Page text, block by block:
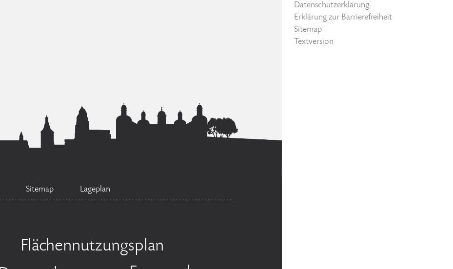
Sitemap Lageplan
Flächennutzungsplan
Datenschutzerklärung
Erklärung zur Barrierefreiheit
Sitemap
Textversion